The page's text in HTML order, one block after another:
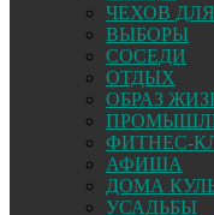
ЧЕХОВ
ВЫБОРЫ
СОСЕДИ
ОТДЫХ
ОБРАЗ
ФИТНЕС-
АФИША
ДОМА
УСАДЬБЫ